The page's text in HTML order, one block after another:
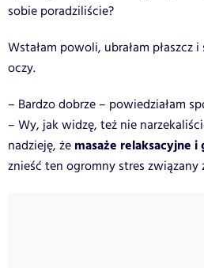
sobie poradziliście?
Wstałam powoli, ubrałam płaszcz
oczy.
– Bardzo dobrze – powiedziałam
– Wy, jak widzę, też nie
nadzieję, że masaże relaksacyjne i
znieść ten ogromny stres związany